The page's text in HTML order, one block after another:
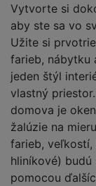
Vytvorte si
aby ste sa vo
Užite si
farieb, nábytku
jeden štýl
vlastný
domova je
žalúzie na
farieb, veľkostí,
hliníkové) budú
pomocou